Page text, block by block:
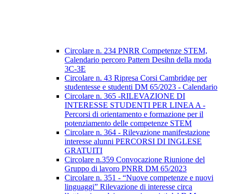
Circolare n. 234 PNRR Competenze STEM,
Calendario percoro Pattern Desihn della moda
3C-3E
Circolare n. 43 Ripresa Corsi Cambridge per
studentesse e studenti DM 65/2023 - Calendario
Circolare n. 365 -RILEVAZIONE DI
INTERESSE STUDENTI PER LINEA A -
Percorsi di orientamento e formazione per il
potenziamento delle competenze STEM
Circolare n. 364 - Rilevazione manifestazione
interesse alunni PERCORSI DI INGLESE
GRATUITI
Circolare n.359 Convocazione Riunione del
Gruppo di lavoro PNRR DM 65/2023
Circolare n. 351 - “Nuove competenze e nuovi
linguaggi” Rilevazione di interesse circa